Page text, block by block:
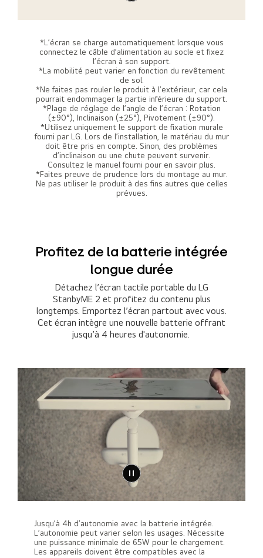
*L’écran se charge automatiquement lorsque vous
connectez le câble d’alimentation au socle et fixez
l’écran à son support.
*La mobilité peut varier en fonction du revêtement
de sol.
*Ne faites pas rouler le produit à l’extérieur, car cela
pourrait endommager la partie inférieure du support.
*Plage de réglage de l’angle de l’écran : Rotation
(±90°), Inclinaison (±25°), Pivotement (±90°).
*Utilisez uniquement le support de fixation murale
fourni par LG. Lors de l’installation, le matériau du mur
doit être pris en compte. Sinon, des problèmes
d’inclinaison ou une chute peuvent survenir.
Consultez le manuel fourni pour en savoir plus.
*Faites preuve de prudence lors du montage au mur.
Ne pas utiliser le produit à des fins autres que celles
prévues.
Profitez de la batterie intégrée
longue durée
Détachez l’écran tactile portable du LG
StanbyME 2 et profitez du contenu plus
longtemps. Emportez l’écran partout avec vous.
Cet écran intègre une nouvelle batterie offrant
jusqu’à 4 heures d'autonomie.
Jusqu’à 4h d’autonomie avec la batterie intégrée.
L’autonomie peut varier selon les usages. Nécessite
une puissance minimale de 65W pour le chargement.
Les appareils doivent être compatibles avec la